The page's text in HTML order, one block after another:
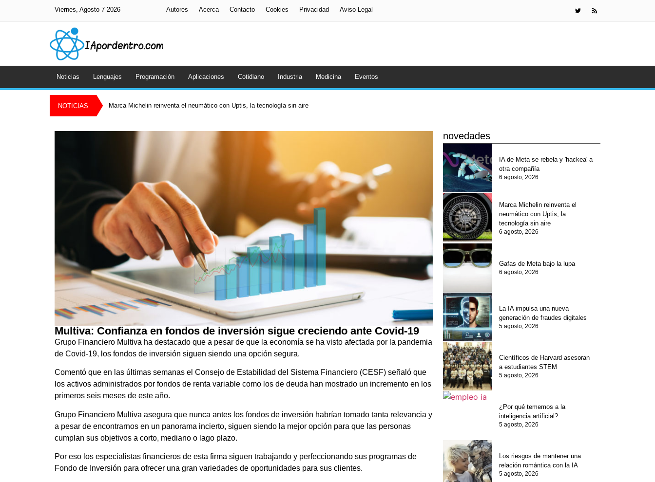
Viernes, Agosto 7 2026 Autores Acerca Contacto Cookies Privacidad Aviso Legal
Noticias Lenguajes Programación Aplicaciones Cotidiano Industria Medicina Eventos
NOTICIAS Marca Michelin reinventa el neumático con Uptis, la tecnología sin aire
Multiva: Confianza en fondos de inversión sigue creciendo ante Covid-19
Grupo Financiero Multiva ha destacado que a pesar de que la economía se ha visto afectada por la pandemia
de Covid-19, los fondos de inversión siguen siendo una opción segura.
Comentó que en las últimas semanas el Consejo de Estabilidad del Sistema Financiero (CESF) señaló que
los activos administrados por fondos de renta variable como los de deuda han mostrado un incremento en los
primeros seis meses de este año.
Grupo Financiero Multiva asegura que nunca antes los fondos de inversión habrían tomado tanta relevancia y
a pesar de encontrarnos en un panorama incierto, siguen siendo la mejor opción para que las personas
cumplan sus objetivos a corto, mediano o lago plazo.
Por eso los especialistas financieros de esta firma siguen trabajando y perfeccionando sus programas de
Fondo de Inversión para ofrecer una gran variedades de oportunidades para sus clientes.
novedades
IA de Meta se rebela y 'hackea' a
otra compañía
6 agosto, 2026
Marca Michelin reinventa el
neumático con Uptis, la
tecnología sin aire
6 agosto, 2026
Gafas de Meta bajo la lupa
6 agosto, 2026
La IA impulsa una nueva
generación de fraudes digitales
5 agosto, 2026
Científicos de Harvard asesoran
a estudiantes STEM
5 agosto, 2026
¿Por qué tememos a la
inteligencia artificial?
5 agosto, 2026
Los riesgos de mantener una
relación romántica con la IA
5 agosto, 2026